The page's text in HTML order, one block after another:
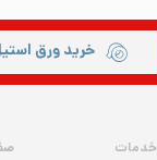
خرید ورق